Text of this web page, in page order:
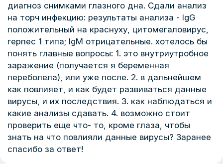
диагноз снимками глазного дна. Сдали анализ
на торч инфекцию: результаты анализа - IgG
положительный на краснуху, цитомегаловирус,
герпес 1 типа; IgM отрицательные. хотелось бы
понять главные вопросы: 1. это внутриутробное
заражение (получается я беременная
переболела), или уже после. 2. в дальнейшем
как повлияет, и как будет развиваться данные
вирусы, и их последствия. 3. как наблюдаться и
какие анализы сдавать. 4. возможно стоит
проверить еще что- то, кроме глаза, чтобы
знать на что повлияли данные вирусы? Заранее
спасибо за ответ!